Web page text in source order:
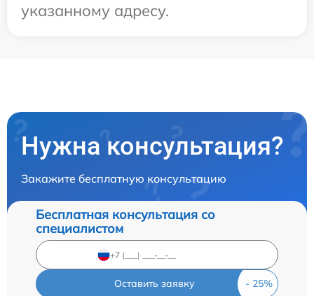
указанному адресу.
Нужна консультация?
Закажите бесплатную консультацию
Бесплатная консультация со
специалистом
Оставить заявку